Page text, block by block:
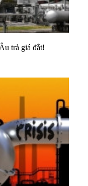
trả giá đắt!